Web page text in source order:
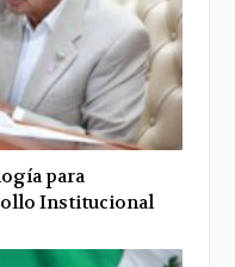
para
Institucional